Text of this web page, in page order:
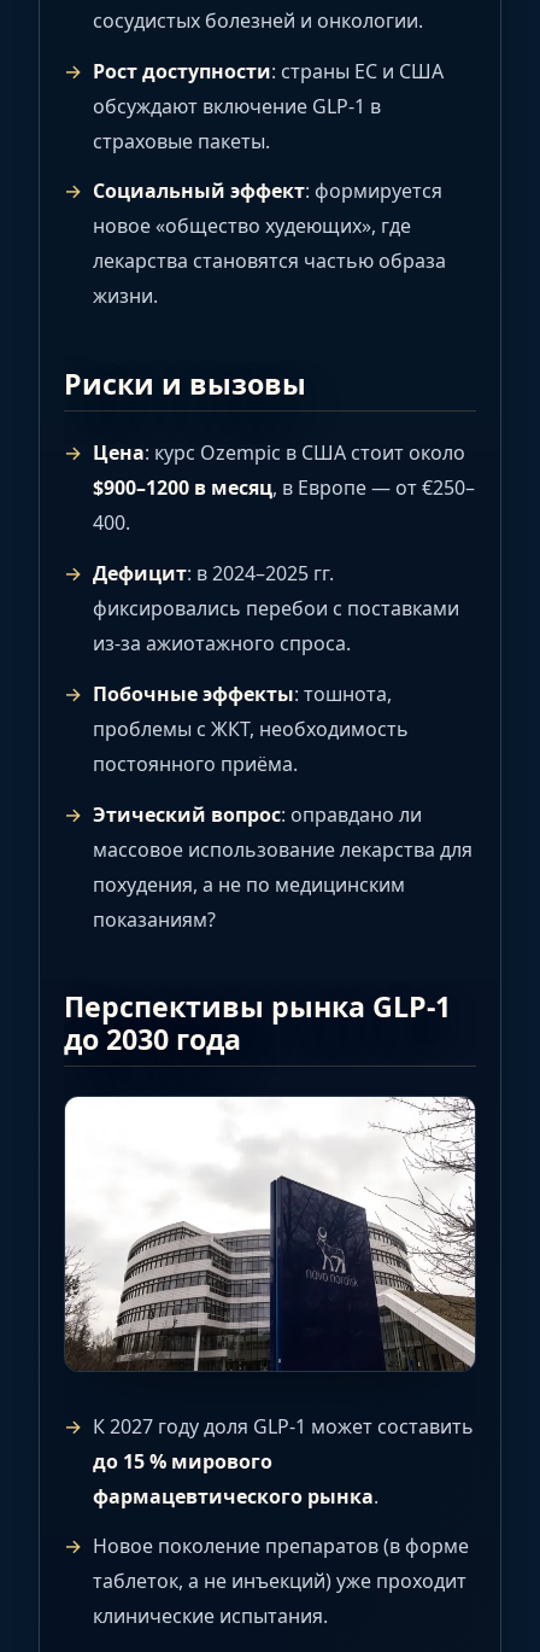
сосудистых болезней и онкологии.
Рост доступности: страны ЕС и США
обсуждают включение GLP-1 в
страховые пакеты.
Социальный эффект: формируется
новое «общество худеющих», где
лекарства становятся частью образа
жизни.
Риски и вызовы
Цена: курс Ozempic в США стоит около
$900–1200 в месяц, в Европе — от €250–
400.
Дефицит: в 2024–2025 гг.
фиксировались перебои с поставками
из-за ажиотажного спроса.
Побочные эффекты: тошнота,
проблемы с ЖКТ, необходимость
постоянного приёма.
Этический вопрос: оправдано ли
массовое использование лекарства для
похудения, а не по медицинским
показаниям?
Перспективы рынка GLP-1
до 2030 года
К 2027 году доля GLP-1 может составить
до 15 % мирового
фармацевтического рынка.
Новое поколение препаратов (в форме
таблеток, а не инъекций) уже проходит
клинические испытания.